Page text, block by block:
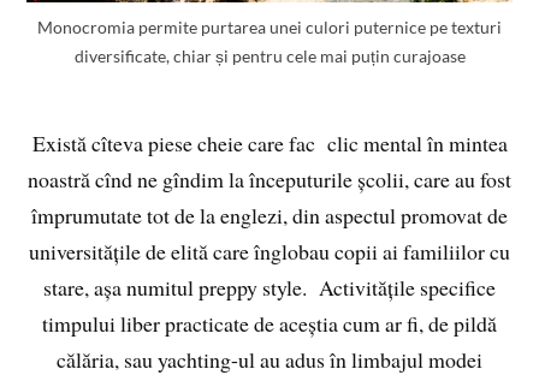
Monocromia permite purtarea unei culori puternice pe texturi
diversificate, chiar și pentru cele mai puțin curajoase
Există cîteva piese cheie care fac clic mental în mintea
noastră cînd ne gîndim la începuturile școlii, care au fost
împrumutate tot de la englezi, din aspectul promovat de
universitățile de elită care înglobau copii ai familiilor cu
stare, așa numitul preppy style. Activitățile specifice
timpului liber practicate de aceștia cum ar fi, de pildă
călăria, sau yachting-ul au adus în limbajul modei